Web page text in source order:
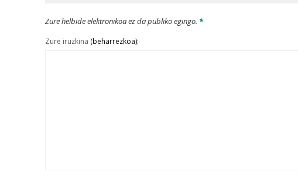
Zure helbide elektronikoa ez da publiko egingo. *
Zure iruzkina (beharrezkoa):